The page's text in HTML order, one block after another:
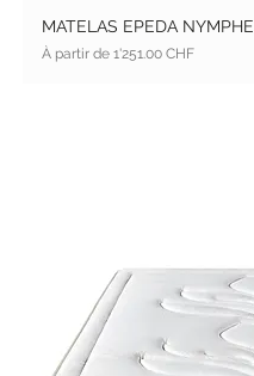
MATELAS EPEDA NYMPHE
À partir de1'251.00 CHF
Prix promotionnel